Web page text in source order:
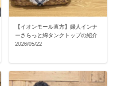
【イオンモール直方】婦人インナ
ーさらっと綿タンクトップの紹介
2026/05/22